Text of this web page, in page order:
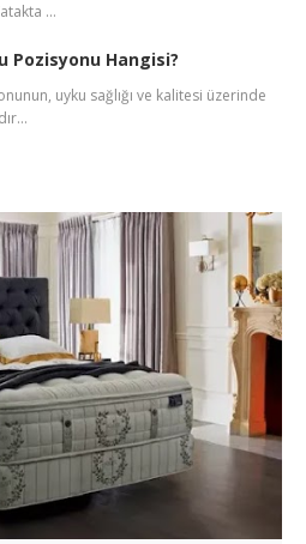
…
Pozisyonu Hangisi?
uyku sağlığı ve kalitesi üzerinde